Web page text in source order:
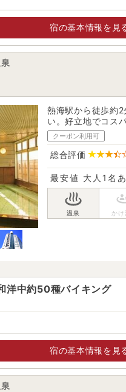
宿の基本情報を見
熱海駅から徒歩約
い。好立地でコス
クーポン利用可
総合評価
最安値 大人1名
洋中約50種バイキング
宿の基本情報を見